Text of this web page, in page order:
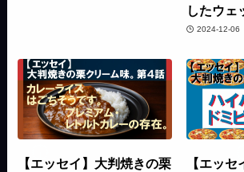
したウェ
2024-12-06
【エッセイ】大判焼きの栗
【エッ